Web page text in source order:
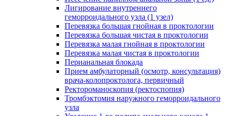
Лигирование внутреннего
геморроидального узла (1 узел)
Перевязка большая гнойная в проктологии
Перевязка большая чистая в проктологии
Перевязка малая гнойная в проктологии
Перевязка малая чистая в проктологии
Перианальная блокада
Прием амбулаторный (осмотр, консультация)
врача-колопроктолога, первичный
Ректороманоскопия (ректоспопия)
Тромбэктомия наружного геморроидального
узла